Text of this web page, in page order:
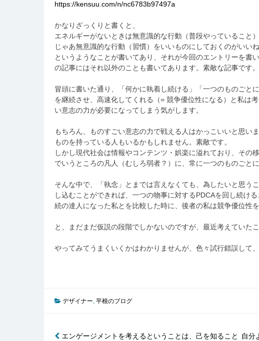
https://kensuu.com/n/nc6783b97497a
かなりざっくりと書くと、
エネルギーがないときは無意識的な行動（普段やっていること
じゃあ無意識的な行動（習慣）をいいものにしておくのがいいね
というようなことが書いてあり、それが今回のエントリーを書
の記事にはそれ以外のことも書いてあります。素敵な記事です。
冒頭に書いた通り、「何かに執着し続ける」「一つのものごと
を継続させ、高速化してくれる（= 競争優位性になる）と私は
い意志の力が必要になってしまう気がします。
もちろん、ものすごい意志の力で戦える人はかっこいいと思い
ものを持っている人もいるかもしれません。素敵です。
しかし現代社会は情報やコンテンツ・娯楽に溢れており、その
でいうところの凡人（むしろ弱者？）に、常に一つのものごと
そんな中で、「執念」とまでは言えなくても、為したいと思う
し込むことができれば、一つの物事に対するPDCAを回し続け
続の達人になった私とを比較した時に、後者の私は競争優位性
と、まだまだ仮説の段階でしかないのですが、最近考えていた
やってみてうまくいくかはわかりませんが、色々試行錯誤して
デザイナー, 平根のブログ
エンゲージメントを考えるということは、己を知ること 自分